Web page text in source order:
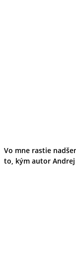
Vo mne rastie
to, kým autor